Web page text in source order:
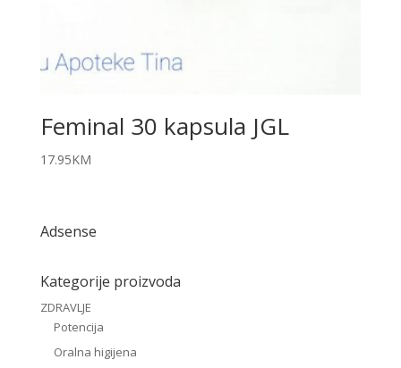
Feminal 30 kapsula JGL
17.95KM
Adsense
Kategorije proizvoda
ZDRAVLJE
Potencija
Oralna higijena